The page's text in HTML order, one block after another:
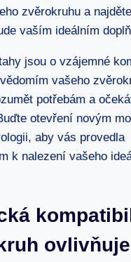
zvěrokruhu ‍a ‍najděte
vaším ‌ideálním
jsou o ‌vzájemné
vašeho
potřebám a
otevření novým
⁤aby vás‍ provedla
k⁢ nalezení vašeho
ovlivňuje